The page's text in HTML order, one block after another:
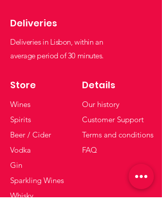
Deliveries
Deliveries in Lisbon, within an
average period of 30 minutes.
Store
Wines
Spirits
Beer / Cider
Vodka
Gin
Sparkling Wines
Whisky
Details
Our history
Customer Support
Terms and conditions
FAQ